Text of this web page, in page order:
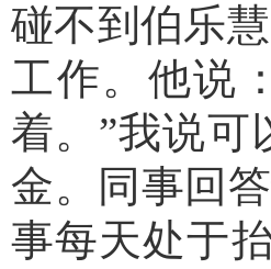
碰不到伯乐
工作。他说
着。”我说可
金。同事回
事每天处于